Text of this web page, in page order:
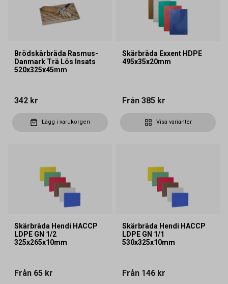
Brödskärbräda Rasmus-
Danmark Trä Lös Insats
520x325x45mm
342 kr
Lägg i varukorgen
Skärbräda Exxent HDPE
495x35x20mm
Från 385 kr
Visa varianter
Skärbräda Hendi HACCP
LDPE GN 1/2
325x265x10mm
Från 65 kr
Skärbräda Hendi HACCP
LDPE GN 1/1
530x325x10mm
Från 146 kr